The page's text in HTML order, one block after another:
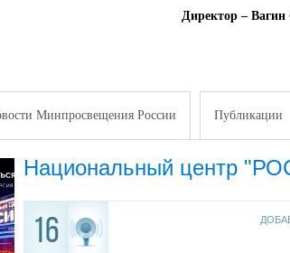
Директор –
Минпросвещения России Публикации
Национальный центр
16